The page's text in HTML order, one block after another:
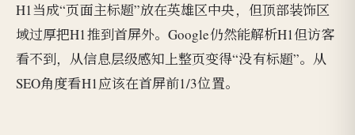
H1当成“页面主标题”放在英雄区中央，但顶部装饰区
域过厚把H1推到首屏外。Google仍然能解析H1但访客
看不到，从信息层级感知上整页变得“没有标题”。从
SEO角度看H1应该在首屏前1/3位置。